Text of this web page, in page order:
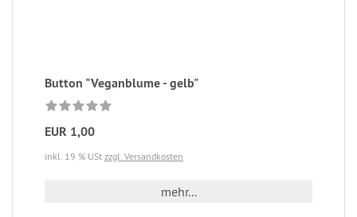
Button "Veganblume - gelb"
EUR 1,00
inkl. 19 % USt zzgl. Versandkosten
mehr...